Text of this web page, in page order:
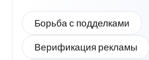
Борьба с подделками
Верификация рекламы